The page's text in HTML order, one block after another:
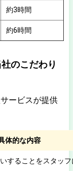
約3時間
約6時間
のこだわり
ービスが提供
体的な内容
することをスタッ